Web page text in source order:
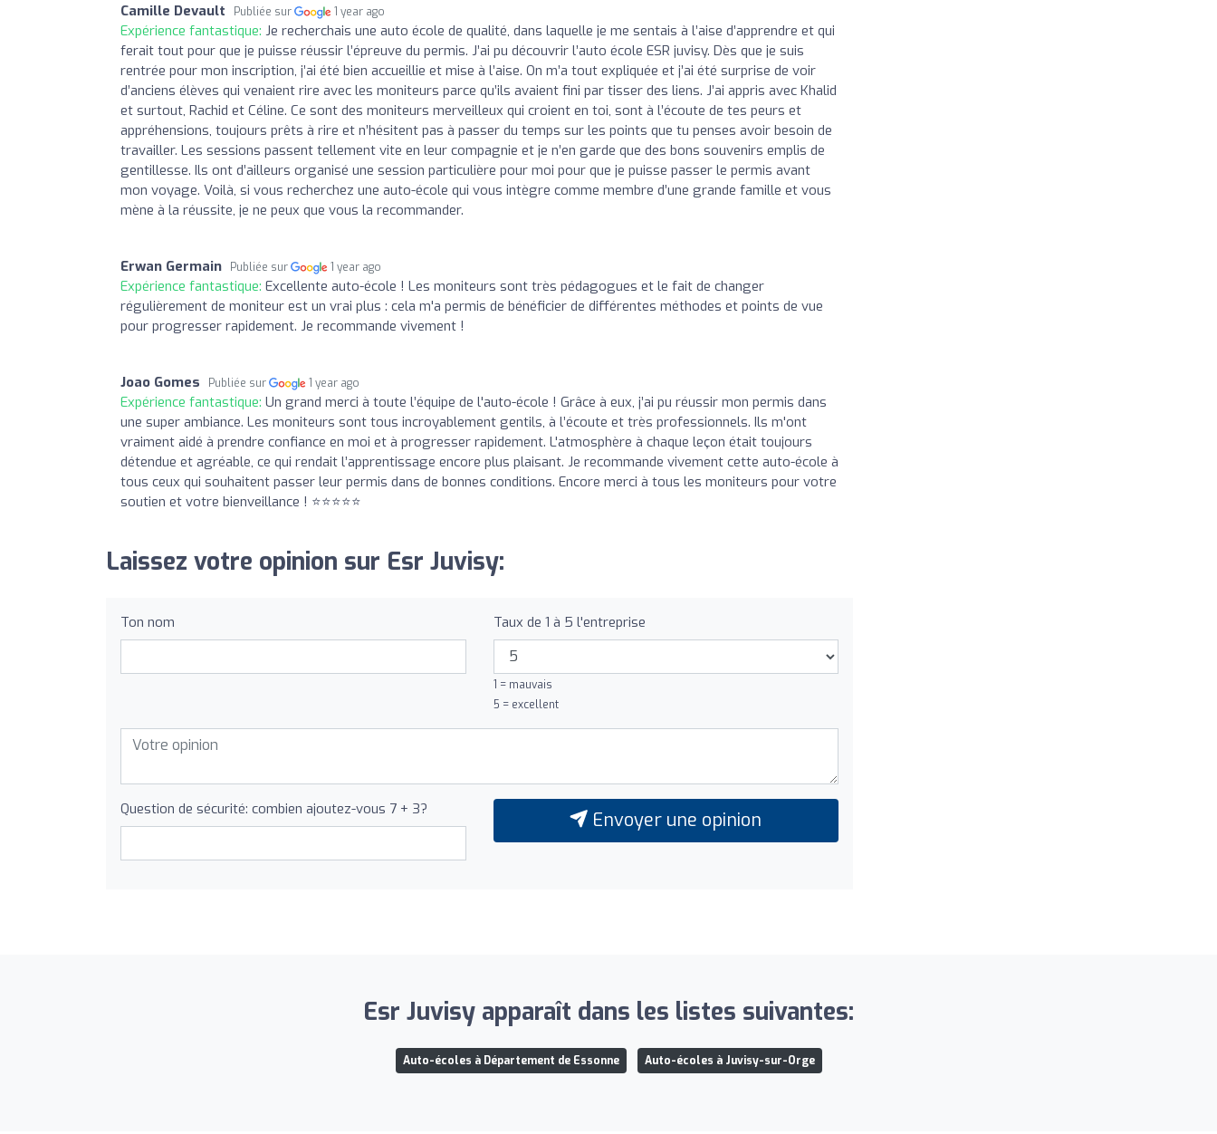
Camille Devault Publiée sur 1 year ago
Expérience fantastique: Je recherchais une auto école de qualité, dans laquelle je me sentais à l’aise d’apprendre et qui
ferait tout pour que je puisse réussir l’épreuve du permis. J’ai pu découvrir l’auto école ESR juvisy. Dès que je suis
rentrée pour mon inscription, j’ai été bien accueillie et mise à l’aise. On m’a tout expliquée et j’ai été surprise de voir
d’anciens élèves qui venaient rire avec les moniteurs parce qu’ils avaient fini par tisser des liens. J’ai appris avec Khalid
et surtout, Rachid et Céline. Ce sont des moniteurs merveilleux qui croient en toi, sont à l’écoute de tes peurs et
appréhensions, toujours prêts à rire et n’hésitent pas à passer du temps sur les points que tu penses avoir besoin de
travailler. Les sessions passent tellement vite en leur compagnie et je n’en garde que des bons souvenirs emplis de
gentillesse. Ils ont d’ailleurs organisé une session particulière pour moi pour que je puisse passer le permis avant
mon voyage. Voilà, si vous recherchez une auto-école qui vous intègre comme membre d’une grande famille et vous
mène à la réussite, je ne peux que vous la recommander.
Erwan Germain Publiée sur 1 year ago
Expérience fantastique: Excellente auto-école ! Les moniteurs sont très pédagogues et le fait de changer
régulièrement de moniteur est un vrai plus : cela m'a permis de bénéficier de différentes méthodes et points de vue
pour progresser rapidement. Je recommande vivement !
Joao Gomes Publiée sur 1 year ago
Expérience fantastique: Un grand merci à toute l’équipe de l'auto-école ! Grâce à eux, j’ai pu réussir mon permis dans
une super ambiance. Les moniteurs sont tous incroyablement gentils, à l’écoute et très professionnels. Ils m'ont
vraiment aidé à prendre confiance en moi et à progresser rapidement. L'atmosphère à chaque leçon était toujours
détendue et agréable, ce qui rendait l’apprentissage encore plus plaisant. Je recommande vivement cette auto-école à
tous ceux qui souhaitent passer leur permis dans de bonnes conditions. Encore merci à tous les moniteurs pour votre
soutien et votre bienveillance ! ⭐⭐⭐⭐⭐
Laissez votre opinion sur Esr Juvisy:
Ton nom Taux de 1 à 5 l'entreprise
1 = mauvais
5 = excellent
Question de sécurité: combien ajoutez-vous 7 + 3? Envoyer une opinion
Esr Juvisy apparaît dans les listes suivantes:
Auto-écoles à Département de Essonne Auto-écoles à Juvisy-sur-Orge